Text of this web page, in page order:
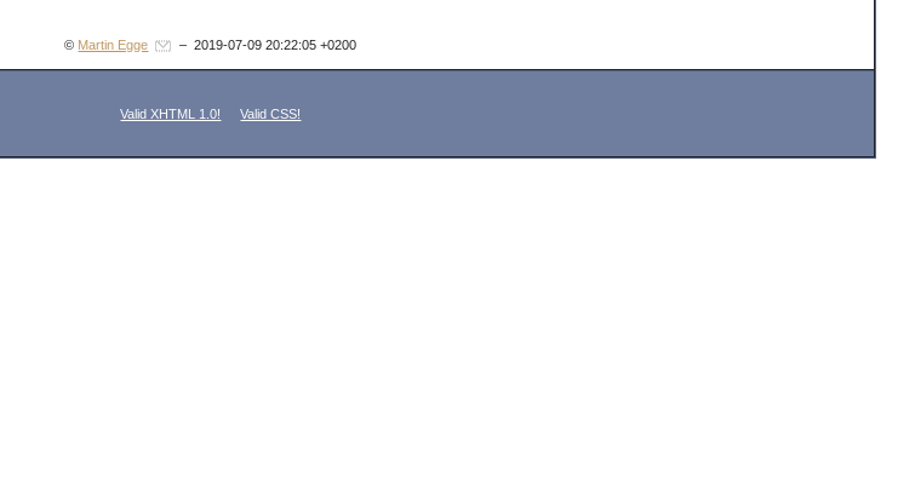
© Martin Egge – 2019-07-09 20:22:05 +0200
Valid XHTML 1.0! Valid CSS!